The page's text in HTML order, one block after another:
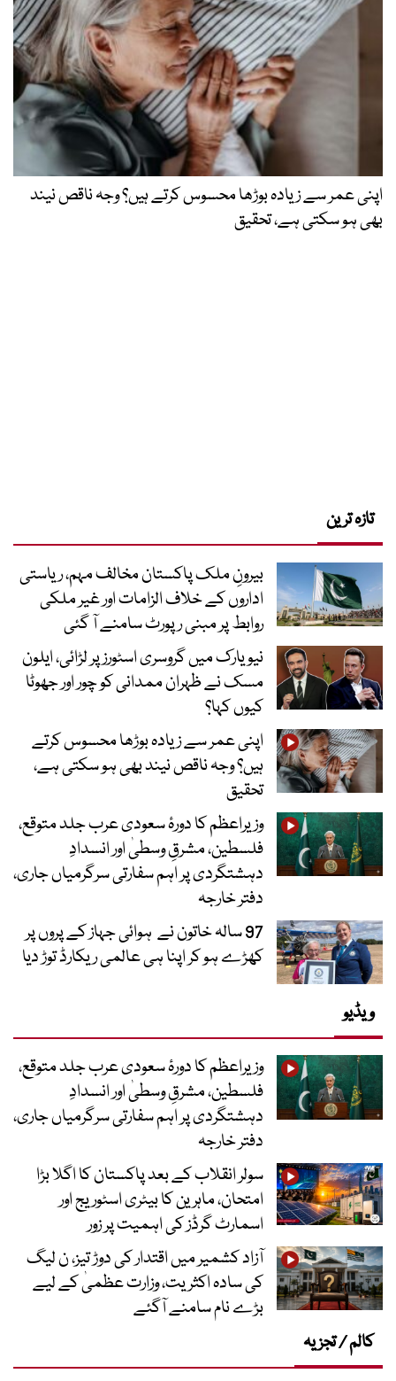
اپنی عمر سے زیادہ بوڑھا محسوس کرتے ہیں؟ وجہ ناقص نیند
بھی ہو سکتی ہے، تحقیق
تازہ ترین
بیرونِ ملک پاکستان مخالف مہم، ریاستی
اداروں کے خلاف الزامات اور غیر ملکی
روابط پر مبنی رپورٹ سامنے آ گئی
نیویارک میں گروسری اسٹورز پر لڑائی، ایلون
مسک نے ظہران ممدانی کو چور اور جھوٹا
کیوں کہا؟
اپنی عمر سے زیادہ بوڑھا محسوس کرتے
ہیں؟ وجہ ناقص نیند بھی ہو سکتی ہے،
تحقیق
وزیراعظم کا دورۂ سعودی عرب جلد متوقع،
فلسطین، مشرقِ وسطیٰ اور انسدادِ
دہشتگردی پر اہم سفارتی سرگرمیاں جاری،
دفتر خارجہ
97 سالہ خاتون نے ہوائی جہاز کے پروں پر
کھڑے ہو کر اپنا ہی عالمی ریکارڈ توڑ دیا
ویڈیو
وزیراعظم کا دورۂ سعودی عرب جلد متوقع،
فلسطین، مشرقِ وسطیٰ اور انسدادِ
دہشتگردی پر اہم سفارتی سرگرمیاں جاری،
دفتر خارجہ
سولر انقلاب کے بعد پاکستان کا اگلا بڑا
امتحان، ماہرین کا بیٹری اسٹوریج اور
اسمارٹ گرڈز کی اہمیت پر زور
آزاد کشمیر میں اقتدار کی دوڑ تیز، ن لیگ
کی سادہ اکثریت، وزارت عظمیٰ کے لیے
بڑے نام سامنے آگئے
کالم / تجزیہ